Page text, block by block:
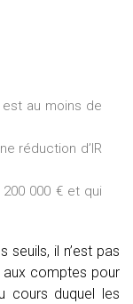
au moins de
réduction d’IR
000 € et qui
seuils, il n’est pas
comptes pour
cours duquel les